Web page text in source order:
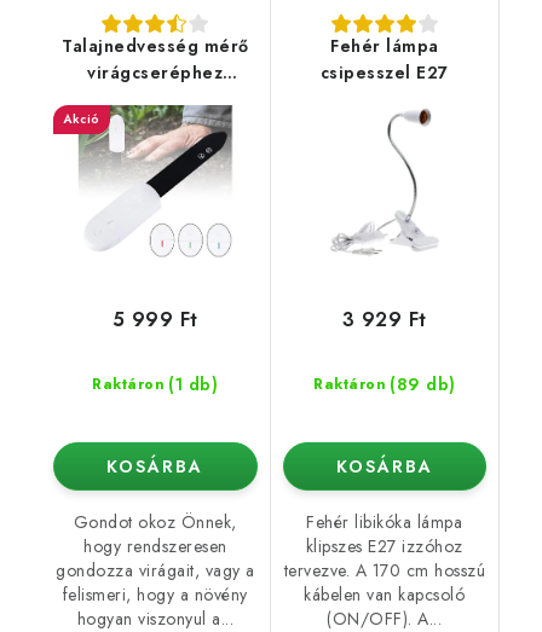
Talajnedvesség mérő
virágcseréphez
(talajszkennelés)
Akció
Raktáron (1 db)
5 999 Ft
KOSÁRBA
Gondot okoz Önnek,
hogy rendszeresen
gondozza virágait, vagy a
felismeri, hogy a növény
hogyan viszonyul a...
Fehér lámpa
csipesszel E27
Raktáron (89 db)
3 929 Ft
KOSÁRBA
Fehér libikóka lámpa
klipszes E27 izzóhoz
tervezve. A 170 cm hosszú
kábelen van kapcsoló
(ON/OFF). A...